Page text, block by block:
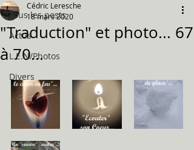
Tous les posts
Actus
L.E.N/Photos
Divers
"Traduction" et photo... 67
à 70...
Cédric Leresche
18 mars 2020